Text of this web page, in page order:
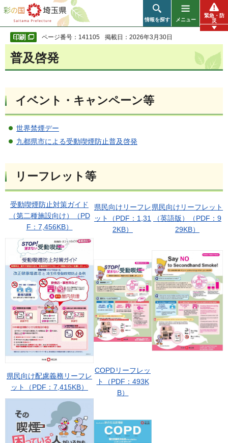
彩の国 埼玉県
情報を探す メニュー
緊急・防
災
ページ番号：141105 掲載日：2026年3月30日
普及啓発
イベント・キャンペーン等
世界禁煙デー
九都県市による受動喫煙防止普及啓発
リーフレット等
受動喫煙防止対策ガイド
（第二種施設向け）（PD
F：7,456KB）
県民向けリーフレ
ット（PDF：1,31
2KB）
県民向けリーフレット
（英語版）（PDF：9
29KB）
県民向け配慮義務リーフレ
ット（PDF：7,415KB）
COPDリーフレッ
ト（PDF：493K
B）